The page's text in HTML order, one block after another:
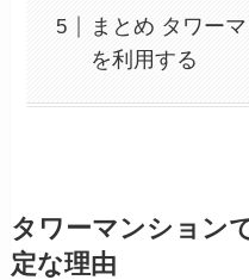
まとめ タワー
を利用する
タワーマンション
定な理由